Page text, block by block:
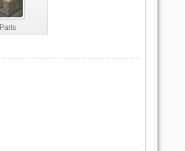
Parts